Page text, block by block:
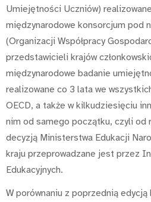
Umiejętności Uczniów)
międzynarodowe konsorcjum pod
(Organizacji Współpracy
przedstawicieli krajów
międzynarodowe badanie
realizowane co 3 lata we
OECD, a także w kilkudziesięciu
nim od samego początku, czyli
decyzją Ministerstwa Edukacji
kraju przeprowadzane jest przez
Edukacyjnych.
W porównaniu z poprzednią